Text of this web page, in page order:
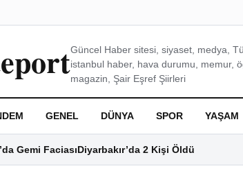
Güncel Haber sitesi, siyaset, medya,
istanbul haber, hava durumu, memur,
magazin, Şair Eşref Şiirleri
GENEL DÜNYA SPOR YAŞAM
Gemi FaciasıDiyarbakır’da 2 Kişi Öldü